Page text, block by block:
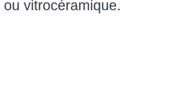
vitrocéramique.